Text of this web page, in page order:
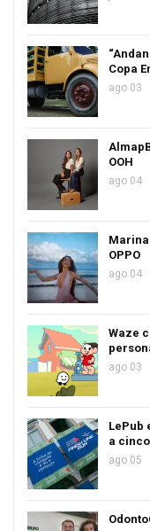
Copa
ago 03
OOH
ago 04
OPPO
ago 04
Waze
ago 03
LePub
a
ago 05